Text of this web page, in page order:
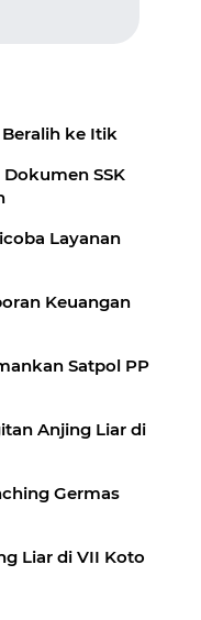
ke Itik
Dokumen SSK
Layanan
Keuangan
Satpol PP
Anjing Liar di
Germas
Liar di VII Koto